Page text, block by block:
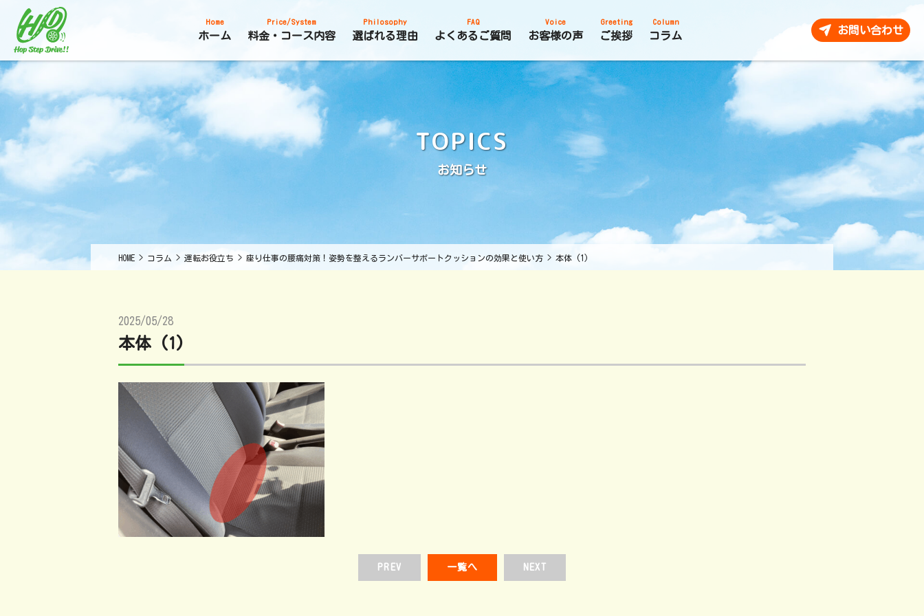
Home
ホーム
Price/System
料金・コース内容
Philosophy
選ばれる理由
FAQ
よくあるご質問
Voice
お客様の声
Greeting
ご挨拶
Column
コラム お問い合わせ
TOPICS
お知らせ
HOME > コラム > 運転お役立ち > 座り仕事の腰痛対策！姿勢を整えるランバーサポートクッションの効果と使い方 > 本体 (1)
2025/05/28
本体 (1)
PREV 一覧へ NEXT